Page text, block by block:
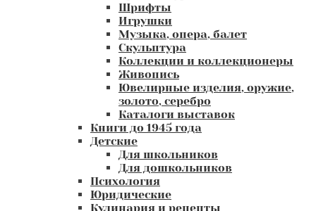
Шрифты
Игрушки
Музыка, опера, балет
Скульптура
Коллекции и коллекционеры
Живопись
Ювелирные изделия, оружие,
золото, серебро
Каталоги выставок
Книги до 1945 года
Детские
Для школьников
Для дошкольников
Психология
Юридические
Кулинария и рецепты